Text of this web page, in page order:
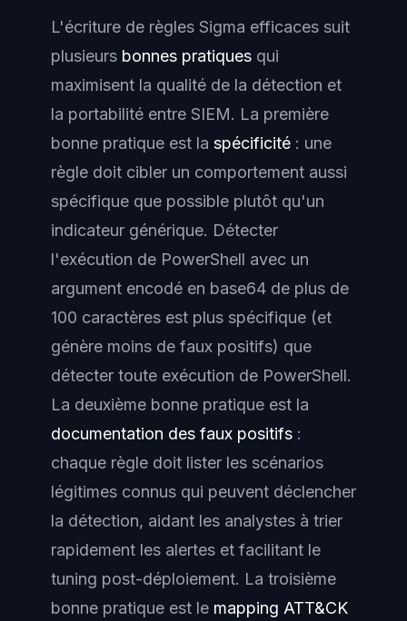
L'écriture de règles Sigma efficaces suit
plusieurs bonnes pratiques qui
maximisent la qualité de la détection et
la portabilité entre SIEM. La première
bonne pratique est la spécificité : une
règle doit cibler un comportement aussi
spécifique que possible plutôt qu'un
indicateur générique. Détecter
l'exécution de PowerShell avec un
argument encodé en base64 de plus de
100 caractères est plus spécifique (et
génère moins de faux positifs) que
détecter toute exécution de PowerShell.
La deuxième bonne pratique est la
documentation des faux positifs :
chaque règle doit lister les scénarios
légitimes connus qui peuvent déclencher
la détection, aidant les analystes à trier
rapidement les alertes et facilitant le
tuning post-déploiement. La troisième
bonne pratique est le mapping ATT&CK